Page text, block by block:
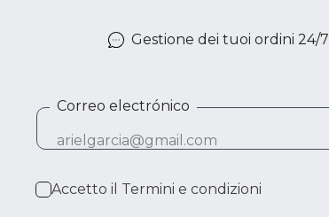
Gestione dei tuoi ordini 24/7
Correo electrónico
Accetto il Termini e condizioni